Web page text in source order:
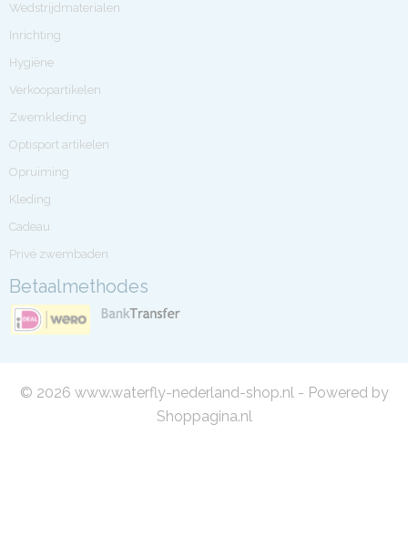
Wedstrijdmaterialen
Inrichting
Hygiëne
Verkoopartikelen
Zwemkleding
Optisport artikelen
Opruiming
Kleding
Cadeau
Privé zwembaden
Betaalmethodes
© 2026 www.waterfly-nederland-shop.nl - Powered by
Shoppagina.nl